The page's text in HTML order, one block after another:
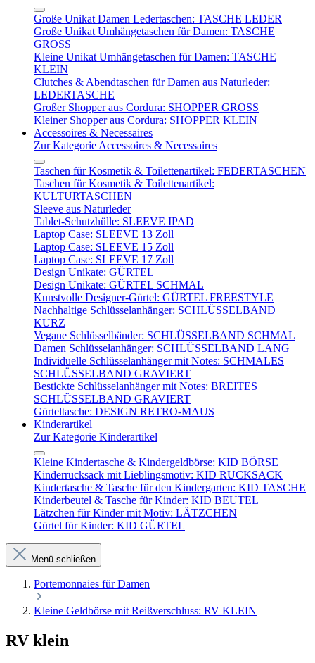
Große Unikat Damen Ledertaschen: TASCHE LEDER
Große Unikat Umhängetaschen für Damen: TASCHE
GROSS
Kleine Unikat Umhängetaschen für Damen: TASCHE
KLEIN
Clutches & Abendtaschen für Damen aus Naturleder:
LEDERTASCHE
Großer Shopper aus Cordura: SHOPPER GROSS
Kleiner Shopper aus Cordura: SHOPPER KLEIN
Accessoires & Necessaires
Zur Kategorie Accessoires & Necessaires
Taschen für Kosmetik & Toilettenartikel: FEDERTASCHEN
Taschen für Kosmetik & Toilettenartikel:
KULTURTASCHEN
Sleeve aus Naturleder
Tablet-Schutzhülle: SLEEVE IPAD
Laptop Case: SLEEVE 13 Zoll
Laptop Case: SLEEVE 15 Zoll
Laptop Case: SLEEVE 17 Zoll
Design Unikate: GÜRTEL
Design Unikate: GÜRTEL SCHMAL
Kunstvolle Designer-Gürtel: GÜRTEL FREESTYLE
Nachhaltige Schlüsselanhänger: SCHLÜSSELBAND
KURZ
Vegane Schlüsselbänder: SCHLÜSSELBAND SCHMAL
Damen Schlüsselanhänger: SCHLÜSSELBAND LANG
Individuelle Schlüsselanhänger mit Notes: SCHMALES
SCHLÜSSELBAND GRAVIERT
Bestickte Schlüsselanhänger mit Notes: BREITES
SCHLÜSSELBAND GRAVIERT
Gürteltasche: DESIGN RETRO-MAUS
Kinderartikel
Zur Kategorie Kinderartikel
Kleine Kindertasche & Kindergeldbörse: KID BÖRSE
Kinderrucksack mit Lieblingsmotiv: KID RUCKSACK
Kindertasche & Tasche für den Kindergarten: KID TASCHE
Kinderbeutel & Tasche für Kinder: KID BEUTEL
Lätzchen für Kinder mit Motiv: LÄTZCHEN
Gürtel für Kinder: KID GÜRTEL
Menü schließen
Portemonnaies für Damen
Kleine Geldbörse mit Reißverschluss: RV KLEIN
RV klein